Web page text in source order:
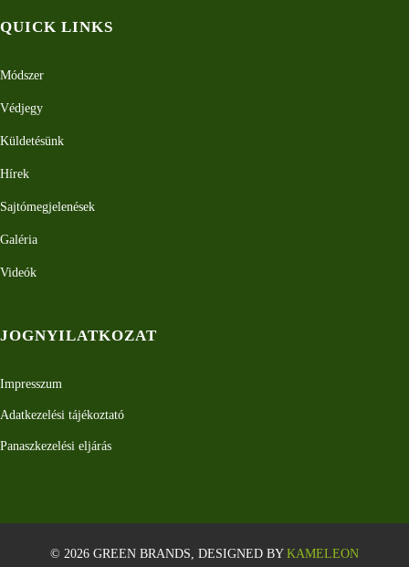
QUICK LINKS
Módszer
Védjegy
Küldetésünk
Hírek
Sajtómegjelenések
Galéria
Videók
JOGNYILATKOZAT
Impresszum
Adatkezelési tájékoztató
Panaszkezelési eljárás
© 2026 GREEN BRANDS, DESIGNED BY KAMELEON